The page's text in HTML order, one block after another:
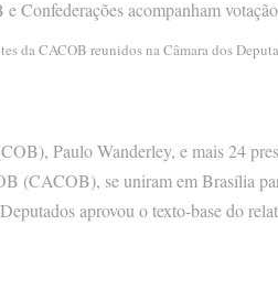
da CACOB reunidos na Câmara dos
Paulo Wanderley, e mais 24
(CACOB), se uniram em Brasília
aprovou o texto-base do